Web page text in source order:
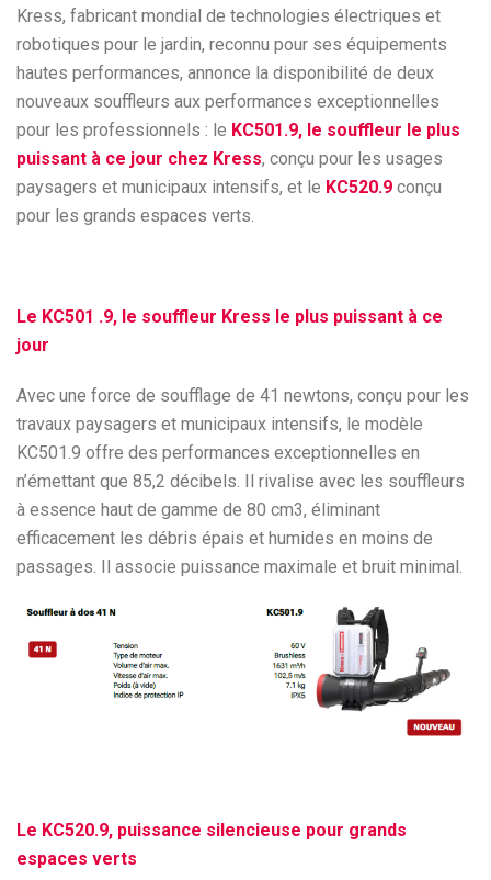
Kress, fabricant mondial de technologies électriques et
robotiques pour le jardin, reconnu pour ses équipements
hautes performances, annonce la disponibilité de deux
nouveaux souffleurs aux performances exceptionnelles
pour les professionnels : le KC501.9, le souffleur le plus
puissant à ce jour chez Kress, conçu pour les usages
paysagers et municipaux intensifs, et le KC520.9 conçu
pour les grands espaces verts.
Le KC501 .9, le souffleur Kress le plus puissant à ce
jour
Avec une force de soufflage de 41 newtons, conçu pour les
travaux paysagers et municipaux intensifs, le modèle
KC501.9 offre des performances exceptionnelles en
n’émettant que 85,2 décibels. Il rivalise avec les souffleurs
à essence haut de gamme de 80 cm3, éliminant
efficacement les débris épais et humides en moins de
passages. Il associe puissance maximale et bruit minimal.
Le KC520.9, puissance silencieuse pour grands
espaces verts